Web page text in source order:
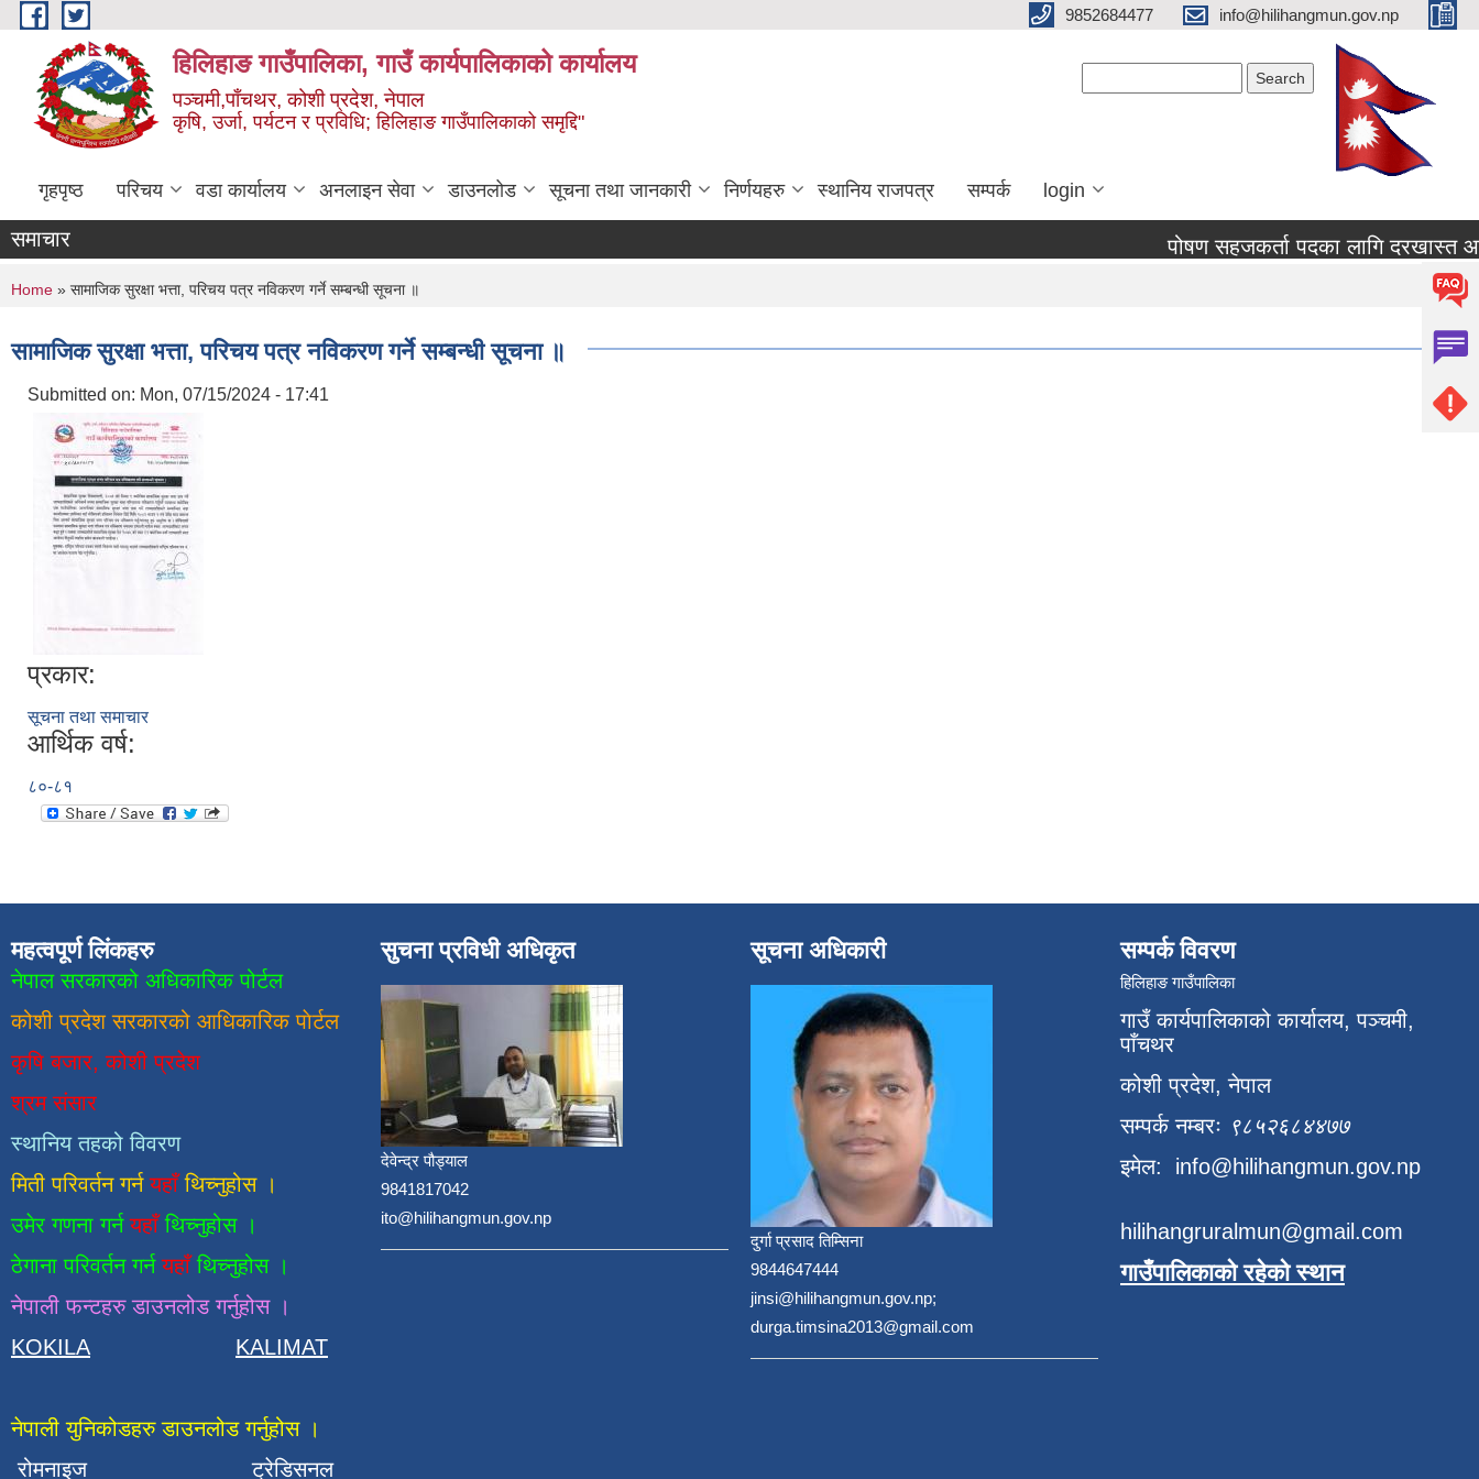
Skip to main content 9852684477 info@hilihangmun.gov.np
हिलिहाङ गाउँपालिका, गाउँ कार्यपालिकाको कार्यालय
पञ्चमी,पाँचथर, कोशी प्रदेश, नेपाल
कृषि, उर्जा, पर्यटन र प्रविधि; हिलिहाङ गाउँपालिकाको समृद्दि"
गृहपृष्ठ परिचय वडा कार्यालय अनलाइन सेवा डाउनलोड सूचना तथा जानकारी निर्णयहरु स्थानिय राजपत्र सम्पर्क login
समाचार पोषण सहजकर्ता पदका लागि दरखास्त
You are here
Home » सामाजिक सुरक्षा भत्ता, परिचय पत्र नविकरण गर्ने सम्बन्धी सूचना ॥
सामाजिक सुरक्षा भत्ता, परिचय पत्र नविकरण गर्ने सम्बन्धी सूचना ॥
Submitted on: Mon, 07/15/2024 - 17:41
प्रकार:
सूचना तथा समाचार
आर्थिक वर्ष:
८०-८१
महत्वपूर्ण लिंकहरु
नेपाल सरकारको अधिकारिक पोर्टल
कोशी प्रदेश सरकारको आधिकारिकपाेर्टल
कृषि बजार, कोशी प्रदेश
श्रम संसार
स्थानिय तहको विवरण
मिती परिवर्तन गर्न यहाँ थिच्नुहोस ।
उमेर गणना गर्नयहाँथिच्नुहोस ।
ठेगाना परिवर्तन गर्नयहाँ थिच्नुहोस ।
नेपाली फन्टहरु डाउनलोड गर्नुहोस ।
KOKILA
KALIMAT
नेपाली युनिकोडहरु डाउनलोड गर्नुहोस ।
रोमनाइज
ट्रेडिसनल
सुचना प्रविधी अधिकृत
देवेन्द्र पौड्याल
9841817042
ito@hilihangmun.gov.np
सूचना अधिकारी
दुर्गा प्रसाद तिम्सिना
9844647444
jinsi@hilihangmun.gov.np;
durga.timsina2013@gmail.com
सम्पर्क विवरण
हिलिहाङ गाउँपालिका
गाउँ कार्यपालिकाको कार्यालय, पञ्चमी,
पाँचथर
कोशी प्रदेश, नेपाल
सम्पर्क नम्बरः ९८५२६८४४७७
इमेल: info@hilihangmun.gov.np
hilihangruralmun@gmail.com
गाउँपालिकाको रहेको स्थान